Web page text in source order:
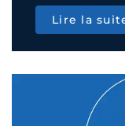
Lire la